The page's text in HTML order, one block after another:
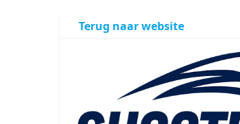
Ga
Terug naar website